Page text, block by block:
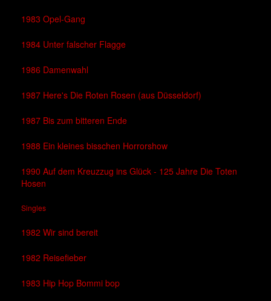
1983 Opel-Gang
1984 Unter falscher Flagge
1986 Damenwahl
1987 Here's Die Roten Rosen (aus Düsseldorf)
1987 Bis zum bitteren Ende
1988 Ein kleines bisschen Horrorshow
1990 Auf dem Kreuzzug ins Glück - 125 Jahre Die Toten
Hosen
Singles
1982 Wir sind bereit
1982 Reisefieber
1983 Hip Hop Bommi bop